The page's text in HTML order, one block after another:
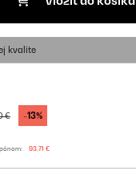
kvalite
€ -13%
93,71 €